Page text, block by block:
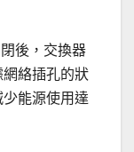
後，交換器
絡插孔的狀
能源使用達